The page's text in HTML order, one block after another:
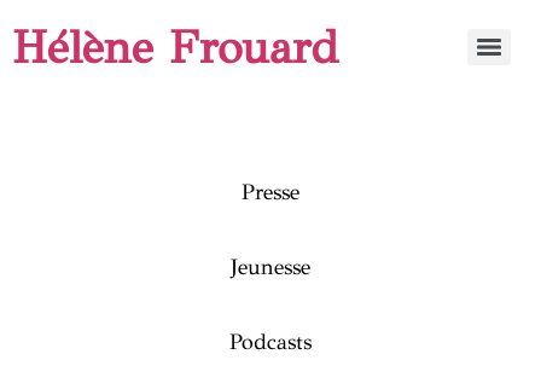
Hélène Frouard
Presse
Jeunesse
Podcasts